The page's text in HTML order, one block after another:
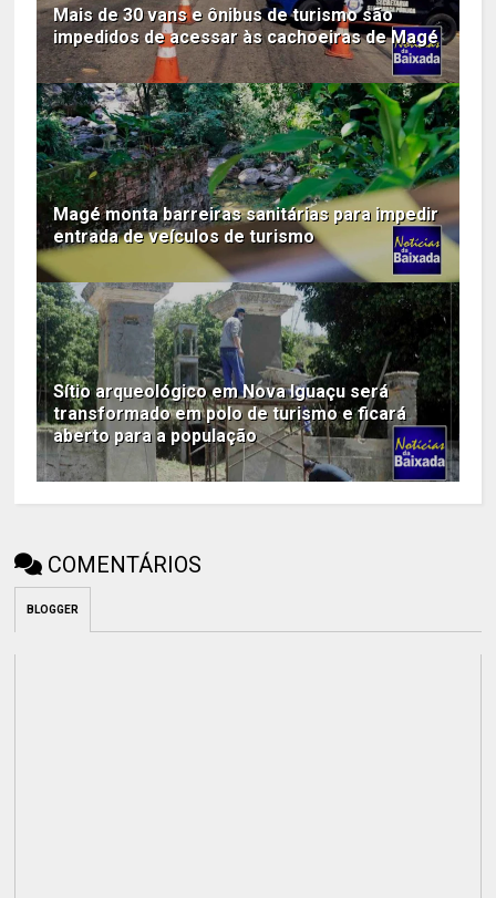
Mais de 30 vans e ônibus de turismo são
impedidos de acessar às cachoeiras de Magé
Magé monta barreiras sanitárias para impedir
entrada de veículos de turismo
Sítio arqueológico em Nova Iguaçu será
transformado em polo de turismo e ficará
aberto para a população
COMENTÁRIOS
BLOGGER